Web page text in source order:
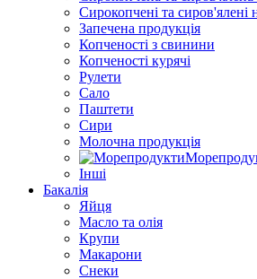
Сирокопчені та сиров'ялені
Запечена продукція
Копченості з свинини
Копченості курячі
Рулети
Сало
Паштети
Сири
Молочна продукція
Інші
Бакалія
Яйця
Масло та олія
Крупи
Макарони
Снеки